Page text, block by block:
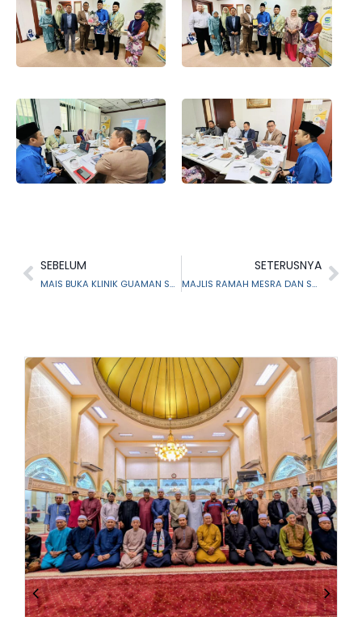
SEBELUM
MAIS BUKA KLINIK GUAMAN SYARIE SEMPENA HARI PERUNDANGAN JENAYAH SYARIAH
SETERUSNYA
MAJLIS RAMAH MESRA DAN SAMBUTAN AIDILFITI TAHUN 2023M/1444H BAITUL ISLAH DISAMBUT MERIAH